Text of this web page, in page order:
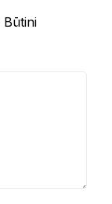
Būtini